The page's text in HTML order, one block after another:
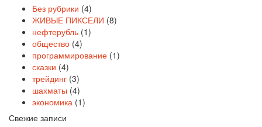
Без рубрики (4)
ЖИВЫЕ ПИКСЕЛИ (8)
нефтерубль (1)
общество (4)
программирование (1)
сказки (4)
трейдинг (3)
шахматы (4)
экономика (1)
Свежие записи